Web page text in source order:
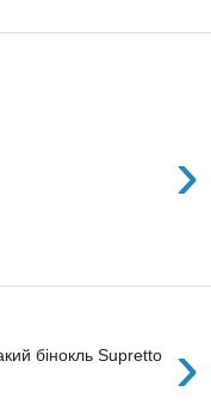
›
›
бінокль Supretto